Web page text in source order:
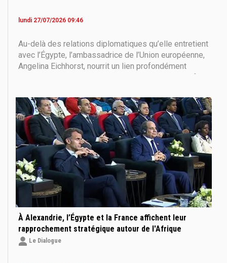
lundi 27/07/2026 09:46
Au-delà des relations diplomatiques qu’elle entretient
avec l’Égypte, l’ambassadrice de l’Union européenne,
Angelina Eichhorst, nourrit un lien profondément
personnel avec le pays. Dans un entretien exclusif,
souvenirs les plus marquants et sa vision de l’avenir
du partenariat entre Le Caire et Bruxelles, tout en
évoquant l’histoire d’amour qui a commen
À Alexandrie, l’Égypte et la France affichent leur
rapprochement stratégique autour de l'Afrique
Le Dialogue